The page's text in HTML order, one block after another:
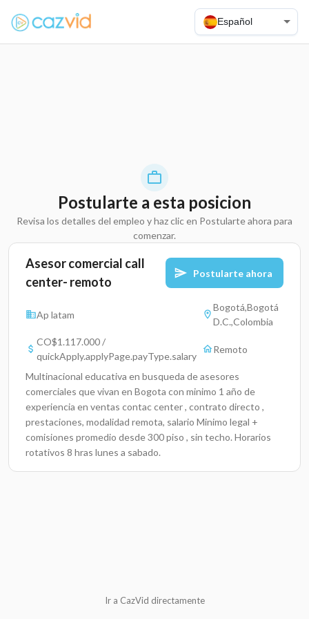
Español
Postularte a esta posicion
Revisa los detalles del empleo y haz clic en Postularte ahora para
comenzar.
Asesor comercial call
center- remoto
Postularte ahora
Ap latam
Bogotá,Bogotá
D.C.,Colombia
CO$1.117.000 /
quickApply.applyPage.payType.salary
Remoto
Multinacional educativa en busqueda de asesores
comerciales que vivan en Bogota con minimo 1 año de
experiencia en ventas contac center , contrato directo ,
prestaciones, modalidad remota, salario Minimo legal +
comisiones promedio desde 300 piso , sin techo. Horarios
rotativos 8 hras lunes a sabado.
Ir a CazVid directamente